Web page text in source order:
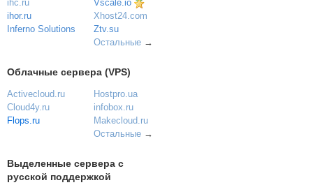
ihc.ru
ihor.ru
Inferno Solutions
Vscale.io
Xhost24.com
Ztv.su
Остальные→
Облачные сервера (VPS)
Activecloud.ru
Cloud4y.ru
Flops.ru
Hostpro.ua
infobox.ru
Makecloud.ru
Остальные→
Выделенные сервера с
русской поддержкой